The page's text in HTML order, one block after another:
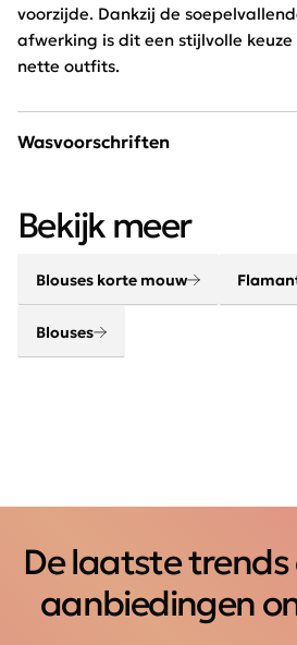
voorzijde. Dankzij de
afwerking is dit een stijlvolle
nette outfits.
Wasvoorschriften
Bekijk meer
Blouses korte mouw
Blouses
De laatste trends
aanbiedingen